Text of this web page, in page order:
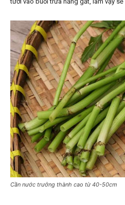
Cần nước trưởng thành cao từ 40-50cm